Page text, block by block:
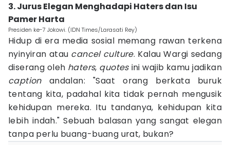
3. Jurus Elegan Menghadapi Haters dan Isu
Pamer Harta
Presiden ke-7 Jokowi. (IDN Times/Larasati Rey)
Hidup di era media sosial memang rawan terkena
nyinyiran atau cancel culture. Kalau Wargi sedang
diserang oleh haters, quotesini wajib kamu jadikan
captionandalan: "Saat orang berkata buruk
tentang kita, padahal kita tidak pernah mengusik
kehidupan mereka. Itu tandanya, kehidupan kita
lebih indah." Sebuah balasan yang sangat elegan
tanpa perlu buang-buang urat, bukan?